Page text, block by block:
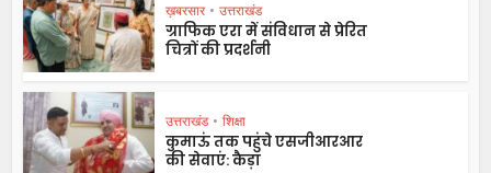
ख़बरसार • उत्तराखंड
ग्राफिक एरा में संविधान से प्रेरित
चित्रों की प्रदर्शनी
उत्तराखंड • शिक्षा
कुमाऊं तक पहुंचे एसजीआरआर
की सेवाएं: कैड़ा